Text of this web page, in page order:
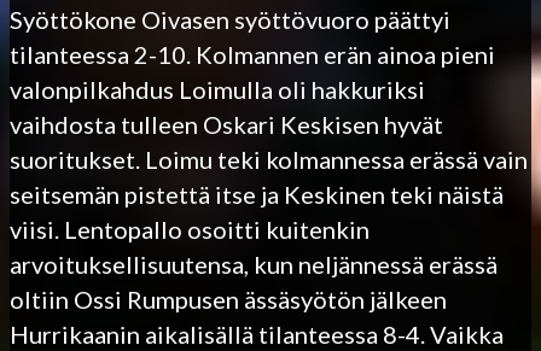
Syöttökone Oivasen syöttövuoro päättyi
tilanteessa 2-10. Kolmannen erän ainoa pieni
valonpilkahdus Loimulla oli hakkuriksi
vaihdosta tulleen Oskari Keskisen hyvät
suoritukset. Loimu teki kolmannessa erässä vain
seitsemän pistettä itse ja Keskinen teki näistä
viisi. Lentopallo osoitti kuitenkin
arvoituksellisuutensa, kun neljännessä erässä
oltiin Ossi Rumpusen ässäsyötön jälkeen
Hurrikaanin aikalisällä tilanteessa 8-4. Vaikka